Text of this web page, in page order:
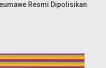
Resmi Dipolisikan